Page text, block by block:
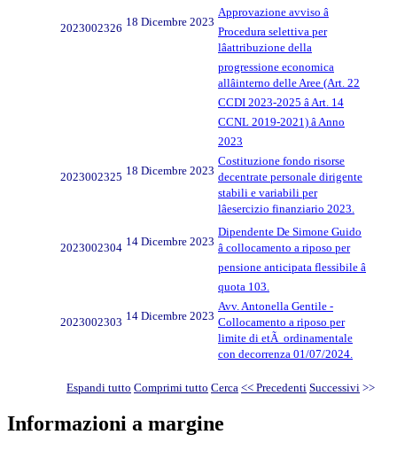
2023002326 18 Dicembre 2023
Approvazione avviso â
Procedura selettiva per
lâattribuzione della
progressione economica
allâinterno delle Aree (Art. 22
CCDI 2023-2025 â Art. 14
CCNL 2019-2021) â Anno
2023
2023002325 18 Dicembre 2023
Costituzione fondo risorse
decentrate personale dirigente
stabili e variabili per
lâesercizio finanziario 2023.
2023002304 14 Dicembre 2023
Dipendente De Simone Guido
â collocamento a riposo per
pensione anticipata flessibile â
quota 103.
2023002303 14 Dicembre 2023
Avv. Antonella Gentile -
Collocamento a riposo per
limite di etÃ ordinamentale
con decorrenza 01/07/2024.
Espandi tutto Comprimi tutto Cerca << Precedenti Successivi >>
Informazioni a margine